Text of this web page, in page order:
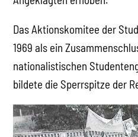
Das Aktionskomitee der
1969 als ein
nationalistischen
bildete die Sperrspitze der